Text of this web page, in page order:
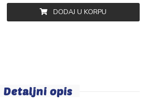
DODAJ U KORPU
Detaljni opis